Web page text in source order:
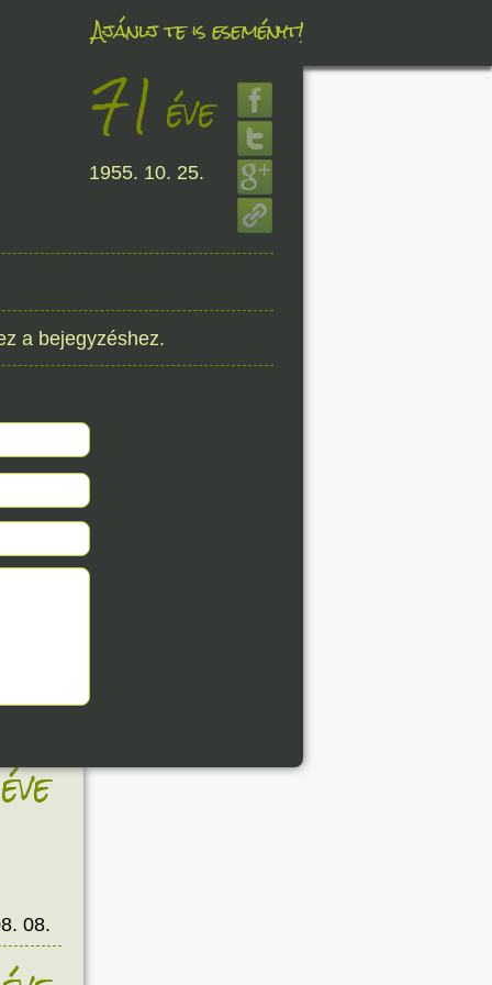
Ajánlj te is eseményt!
08.
08.
71 éve
1955. 10. 25.
a bejegyzéshez.